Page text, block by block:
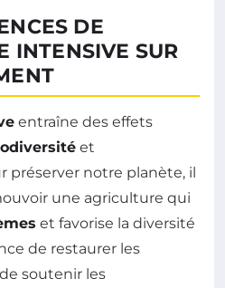
DE
INTENSIVE SUR
entraîne des effets
et
préserver notre planète, il
une agriculture qui
et favorise la diversité
de restaurer les
soutenir les